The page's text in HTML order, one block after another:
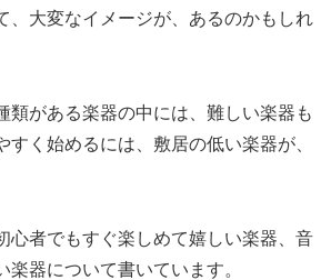
、大変なイメージが、あるのかもしれ
類がある楽器の中には、難しい楽器も
すく始めるには、敷居の低い楽器が、
心者でもすぐ楽しめて嬉しい楽器、音
楽器について書いています。